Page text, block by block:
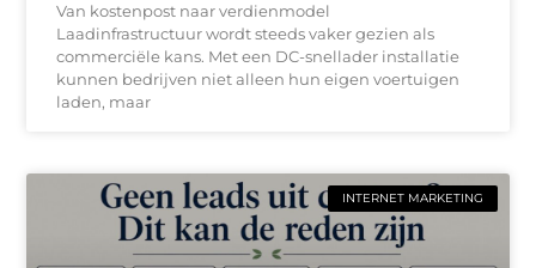
Van kostenpost naar verdienmodel
Laadinfrastructuur wordt steeds vaker gezien als
commerciële kans. Met een DC-snellader installatie
kunnen bedrijven niet alleen hun eigen voertuigen
laden, maar
INTERNET MARKETING